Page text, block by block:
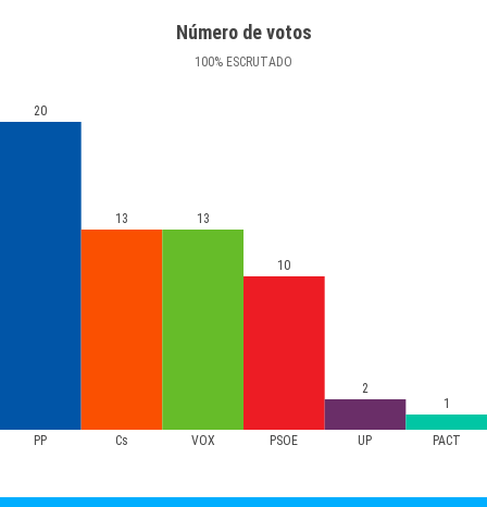
Número de votos
100% ESCRUTADO
PP Cs VOX PSOE UP PACT
20
13 13
10
2
1